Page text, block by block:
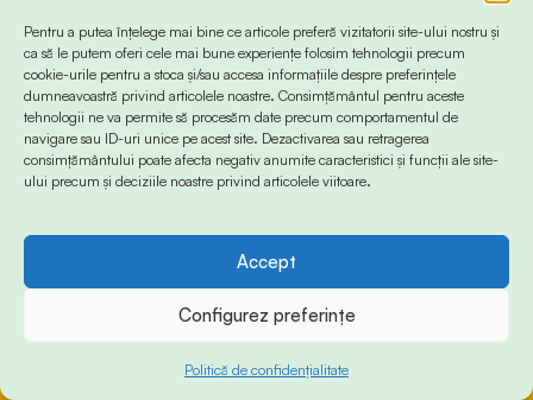
Pentru a putea înțelege mai bine ce articole preferă vizitatorii site-ului nostru și
ca să le putem oferi cele mai bune experiențe folosim tehnologii precum
cookie-urile pentru a stoca și/sau accesa informațiile despre preferințele
dumneavoastră privind articolele noastre. Consimțământul pentru aceste
tehnologii ne va permite să procesăm date precum comportamentul de
navigare sau ID-uri unice pe acest site. Dezactivarea sau retragerea
consimțământului poate afecta negativ anumite caracteristici și funcții ale site-
ului precum și deciziile noastre privind articolele viitoare.
Accept
Configurez preferințe
Politică de confidențialitate
© 2024 Info-Sud-Est. All Rights Reserved.